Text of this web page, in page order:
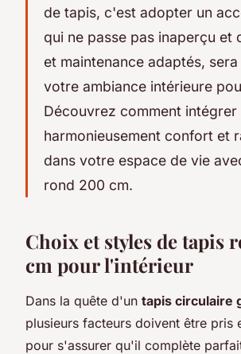
de tapis, c'est adopter un
qui ne passe pas inaperçu et
et maintenance adaptés,
votre ambiance intérieure
Découvrez comment intégrer
harmonieusement confort et
dans votre espace de vie
rond 200 cm.
Choix et styles de tapis
cm pour l'intérieur
Dans la quête d'un tapis circulaire
plusieurs facteurs doivent être pris
pour s'assurer qu'il complète